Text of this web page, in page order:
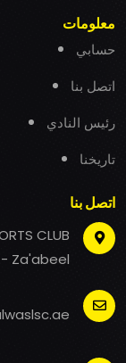
معلومات
حسابي
اتصل بنا
رئيس النادي
تاريخنا
اتصل بنا
CLUB
- Za'abeel